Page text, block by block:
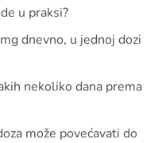
u praksi?
dnevno, u jednoj dozi
nekoliko dana prema
može povećavati do